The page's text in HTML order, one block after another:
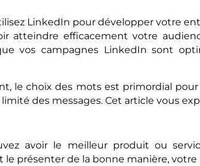
LinkedIn pour développer votre
atteindre efficacement votre
vos campagnes LinkedIn sont
le choix des mots est primordial
des messages. Cet article vous
avoir le meilleur produit ou
présenter de la bonne manière,